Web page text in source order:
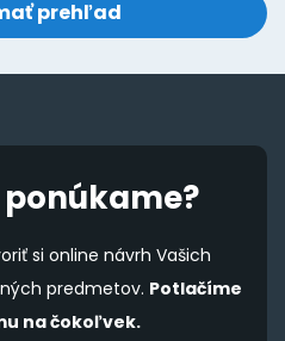
si online návrh Vašich
predmetov. Potlačíme
na čokoľvek.